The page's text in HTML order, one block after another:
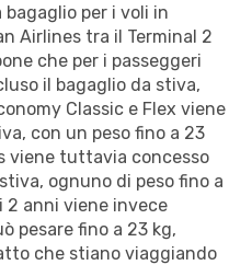
per i voli in
Airlines tra il Terminal 2
che per i passeggeri
il bagaglio da stiva,
Classic e Flex viene
con un peso fino a 23
viene tuttavia concesso
ognuno di peso fino a
2 anni viene invece
pesare fino a 23 kg,
che stiano viaggiando